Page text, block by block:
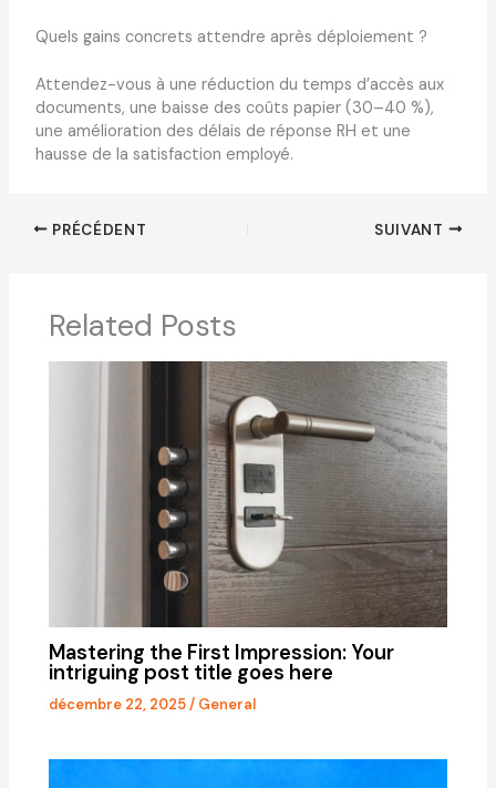
Quels gains concrets attendre après déploiement ?
Attendez-vous à une réduction du temps d’accès aux
documents, une baisse des coûts papier (30–40 %),
une amélioration des délais de réponse RH et une
hausse de la satisfaction employé.
PRÉCÉDENT SUIVANT
Related Posts
Mastering the First Impression: Your
intriguing post title goes here
décembre 22, 2025/ General